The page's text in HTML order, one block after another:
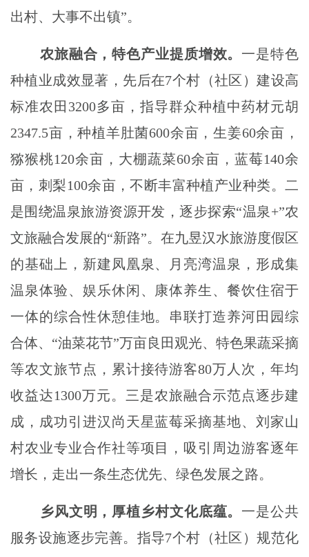
出村、大事不出镇”。
农旅融合，特色产业提质增效。 一是特色
种植业成效显著，先后在7个村（社区）建设高
标准农田 3200多亩，指导群众种植中药材元胡
2347.5亩，种植羊肚菌600余亩，生姜60余亩，
猕猴桃120余亩，大棚蔬菜60余亩，蓝莓140余
亩，刺梨100余亩，不断丰富种植产业种类。二
是围绕温泉旅游资源开发，逐步探索“温泉+”农
文旅融合发展的“新路”。在九昱汉水旅游度假区
的基础上，新建凤凰泉、月亮湾温泉，形成集
温泉体验、娱乐休闲、康体养生、餐饮住宿于
一体的综合性休憩佳地。串联打造养河田园综
合体、“油菜花节”万亩良田观光、特色果蔬采摘
等农文旅节点，累计接待游客80万人次，年均
收益达1300万元。三是农旅融合示范点逐步建
成， 成功引进汉尚天星蓝莓采摘基地、刘家山
村农业专业合作社等项目，吸引周边游客逐年
增长，走出一条生态优先、绿色发展之路。
乡风文明，厚植乡村文化底蕴。 一是公共
服务设施逐步完善。指导7个村（社区）规范化